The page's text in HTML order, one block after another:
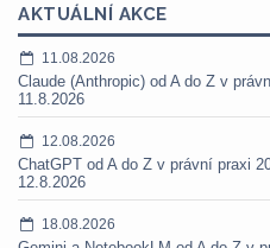
AKTUÁLNÍ AKCE
11.08.2026
Claude (Anthropic) od A do Z v
11.8.2026
12.08.2026
ChatGPT od A do Z v právní praxi
12.8.2026
18.08.2026